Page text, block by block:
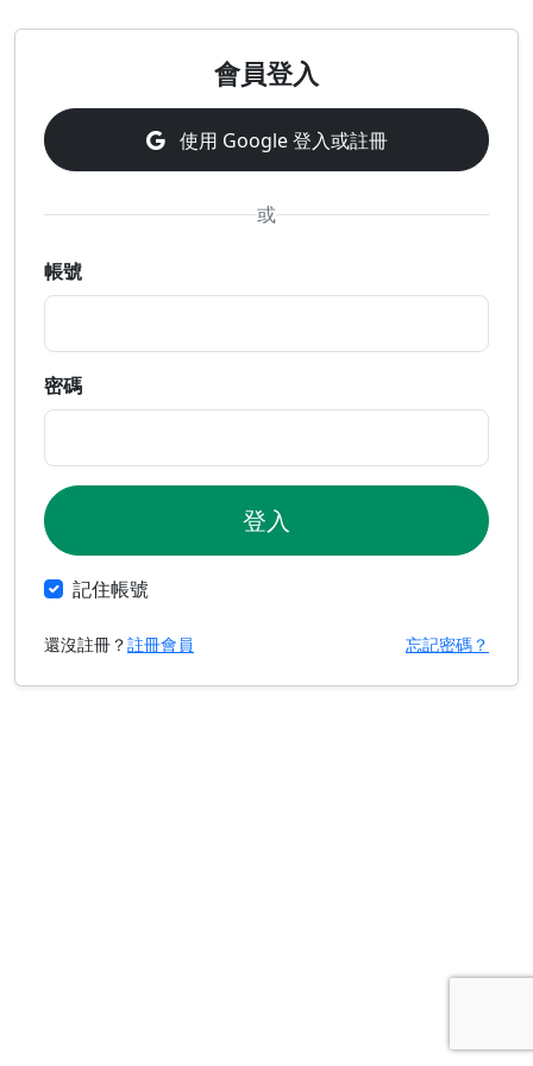
會員登入
使用 Google 登入或註冊
或
帳號
密碼
登入
記住帳號
還沒註冊？註冊會員 忘記密碼？